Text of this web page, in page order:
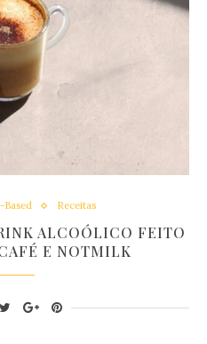
Based Receitas
ALCOÓLICO FEITO
E NOTMILK